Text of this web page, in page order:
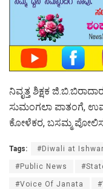
ನಿವೃತ್ತ ಶಿಕ್ಷಕ
ಸುಮಂಗಲಾ ಪಾತಂಗೆ,
ಕೋಳೆಕರ, ಬಸಮ್ಮ ಪೋಲಿಸ
Tags: #Diwali at
#Public News
#Voice Of Janata